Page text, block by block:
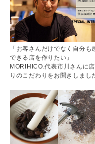
「お客さんだけでなく自分も
できる店を作りたい」
MORIHICO.代表市川さんに
りのこだわりをお聞きしまし